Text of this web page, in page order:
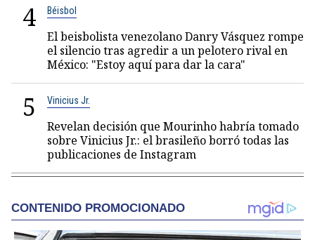
4 Béisbol
El beisbolista venezolano Danry Vásquez rompe
el silencio tras agredir a un pelotero rival en
México: "Estoy aquí para dar la cara"
5 Vinicius Jr.
Revelan decisión que Mourinho habría tomado
sobre Vinicius Jr.: el brasileño borró todas las
publicaciones de Instagram